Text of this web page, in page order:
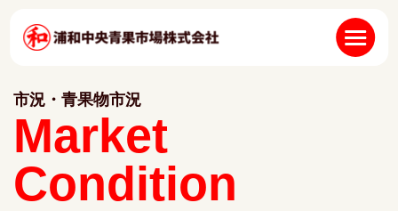
市況・青果物市況
Market
Condition